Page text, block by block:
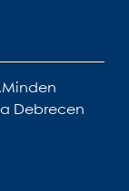
a Debrecen